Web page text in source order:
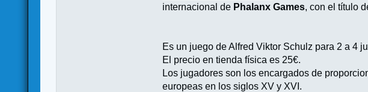
internacional de Phalanx Games, con el título
Es un juego de Alfred Viktor Schulz para 2 a 4
El precio en tienda física es 25€.
Los jugadores son los encargados de
europeas en los siglos XV y XVI.